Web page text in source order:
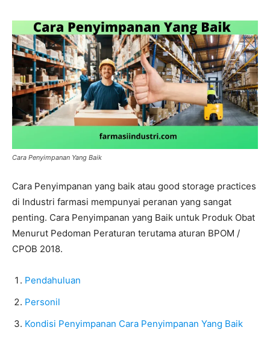
Cara Penyimpanan Yang Baik
Cara Penyimpanan yang baik atau good storage practices
di Industri farmasi mempunyai peranan yang sangat
penting. Cara Penyimpanan yang Baik untuk Produk Obat
Menurut Pedoman Peraturan terutama aturan BPOM /
CPOB 2018.
Pendahuluan
Personil
Kondisi Penyimpanan Cara Penyimpanan Yang Baik